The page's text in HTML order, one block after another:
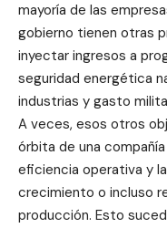
mayoría de las
gobierno tienen otras
inyectar ingresos a
seguridad energética
industrias y gasto
A veces, esos otros
órbita de una
eficiencia operativa y
crecimiento o incluso
producción. Esto